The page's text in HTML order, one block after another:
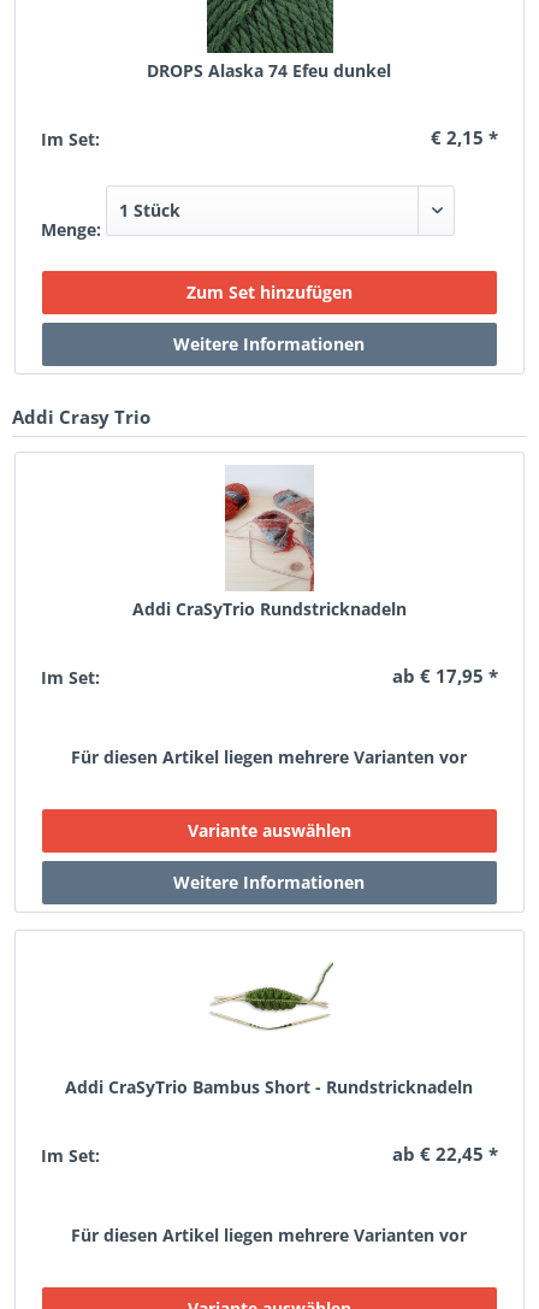
DROPS Alaska 74 Efeu dunkel
Im Set: € 2,15 *
Menge:
Addi Crasy Trio
Addi CraSyTrio Rundstricknadeln
Im Set: ab € 17,95 *
Für diesen Artikel liegen mehrere Varianten vor
Addi CraSyTrio Bambus Short - Rundstricknadeln
Im Set: ab € 22,45 *
Für diesen Artikel liegen mehrere Varianten vor